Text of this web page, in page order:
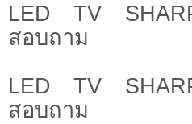
LED TV
สอบถาม
LED TV
สอบถาม